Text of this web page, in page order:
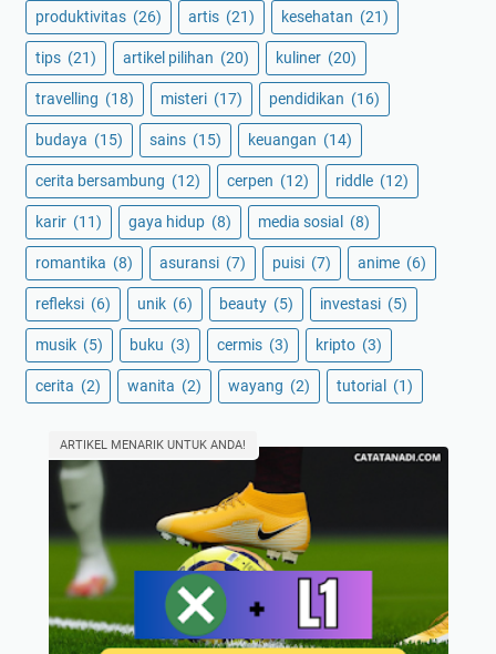
produktivitas (26) artis (21) kesehatan (21)
tips (21) artikel pilihan (20) kuliner (20)
travelling (18) misteri (17) pendidikan (16)
budaya (15) sains (15) keuangan (14)
cerita bersambung (12) cerpen (12) riddle (12)
karir (11) gaya hidup (8) media sosial (8)
romantika (8) asuransi (7) puisi (7) anime (6)
refleksi (6) unik (6) beauty (5) investasi (5)
musik (5) buku (3) cermis (3) kripto (3)
cerita (2) wanita (2) wayang (2) tutorial (1)
ARTIKEL MENARIK UNTUK ANDA!